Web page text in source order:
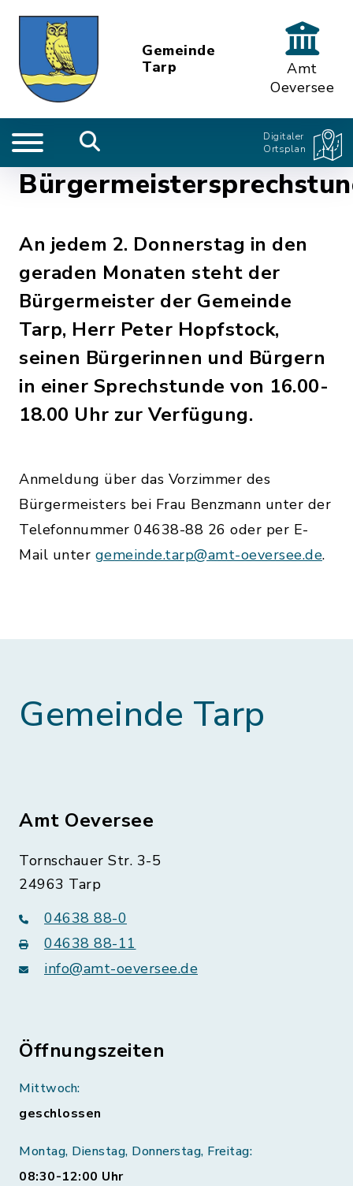
Gemeinde
Tarp
Amt
Oeversee
Digitaler
Ortsplan
An jedem 2. Donnerstag in den
geraden Monaten steht der
Bürgermeister der Gemeinde
Tarp, Herr Peter Hopfstock,
seinen Bürgerinnen und Bürgern
in einer Sprechstunde von 16.00-
18.00 Uhr zur Verfügung.
Anmeldung über das Vorzimmer des
Bürgermeisters bei Frau Benzmann unter der
Telefonnummer 04638-88 26 oder per E-
Mail unter gemeinde.tarp@amt-oeversee.de.
Gemeinde Tarp
Amt Oeversee
Tornschauer Str. 3-5
24963 Tarp
04638 88-0
04638 88-11
info@amt-oeversee.de
Öffnungszeiten
Mittwoch:
geschlossen
Montag, Dienstag, Donnerstag, Freitag:
08:30-12:00 Uhr